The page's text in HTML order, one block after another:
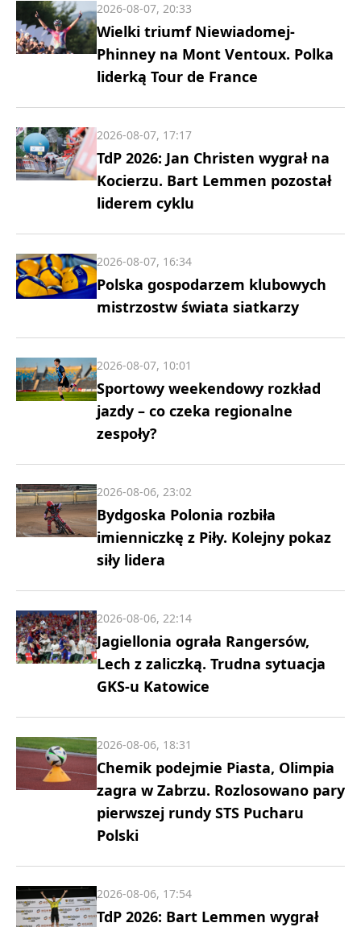
Wielki triumf Niewiadomej-
Phinney na Mont Ventoux. Polka
liderką Tour de France
2026-08-07, 20:33
TdP 2026: Jan Christen wygrał na
Kocierzu. Bart Lemmen pozostał
liderem cyklu
2026-08-07, 17:17
Polska gospodarzem klubowych
mistrzostw świata siatkarzy
2026-08-07, 16:34
Sportowy weekendowy rozkład
jazdy – co czeka regionalne
zespoły?
2026-08-07, 10:01
Bydgoska Polonia rozbiła
imienniczkę z Piły. Kolejny pokaz
siły lidera
2026-08-06, 23:02
Jagiellonia ograła Rangersów,
Lech z zaliczką. Trudna sytuacja
GKS-u Katowice
2026-08-06, 22:14
Chemik podejmie Piasta, Olimpia
zagra w Zabrzu. Rozlosowano pary
pierwszej rundy STS Pucharu
Polski
2026-08-06, 18:31
TdP 2026: Bart Lemmen wygrał
2026-08-06, 17:54